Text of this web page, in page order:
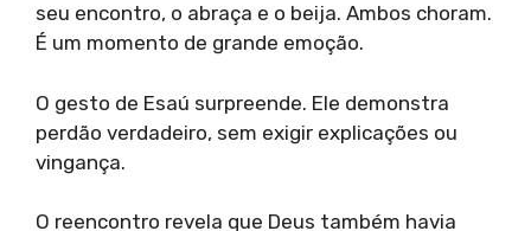
seu encontro, o abraça e o beija. Ambos choram.
É um momento de grande emoção.
O gesto de Esaú surpreende. Ele demonstra
perdão verdadeiro, sem exigir explicações ou
vingança.
O reencontro revela que Deus também havia